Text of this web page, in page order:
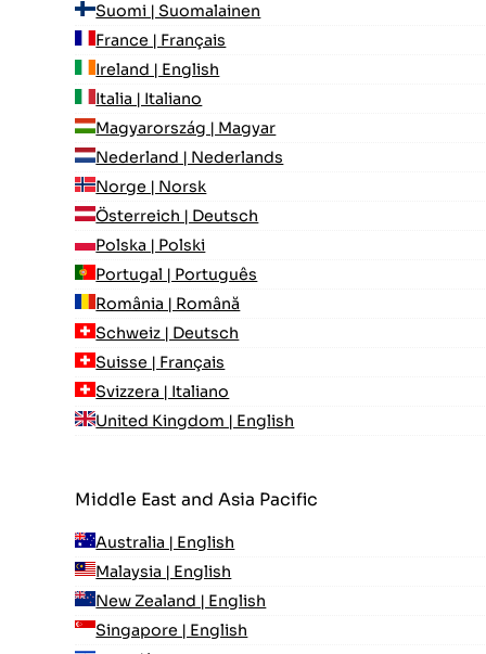
Suomi | Suomalainen
France | Français
Ireland | English
Italia | Italiano
Magyarország | Magyar
Nederland | Nederlands
Norge | Norsk
Österreich | Deutsch
Polska | Polski
Portugal | Português
România | Română
Schweiz | Deutsch
Suisse | Français
Svizzera | Italiano
United Kingdom | English
Middle East and Asia Pacific
Australia | English
Malaysia | English
New Zealand | English
Singapore | English